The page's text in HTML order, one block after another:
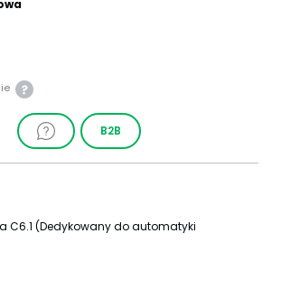
B2B
C6.1 (Dedykowany do automatyki